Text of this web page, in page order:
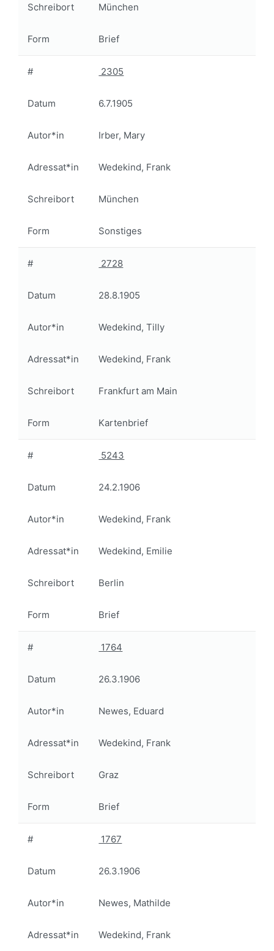
Schreibort München
Form Brief
# 2305
Datum 6.7.1905
Autor*in Irber, Mary
Adressat*in Wedekind, Frank
Schreibort München
Form Sonstiges
# 2728
Datum 28.8.1905
Autor*in Wedekind, Tilly
Adressat*in Wedekind, Frank
Schreibort Frankfurt am Main
Form Kartenbrief
# 5243
Datum 24.2.1906
Autor*in Wedekind, Frank
Adressat*in Wedekind, Emilie
Schreibort Berlin
Form Brief
# 1764
Datum 26.3.1906
Autor*in Newes, Eduard
Adressat*in Wedekind, Frank
Schreibort Graz
Form Brief
# 1767
Datum 26.3.1906
Autor*in Newes, Mathilde
Adressat*in Wedekind, Frank